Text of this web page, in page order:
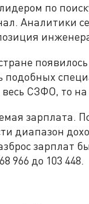
по
Аналитики
подобных
СЗФО, то на
зарплата.
диапазон
966 до 103 448.